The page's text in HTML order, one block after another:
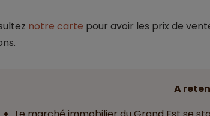
notre carte pour avoir les prix de
A